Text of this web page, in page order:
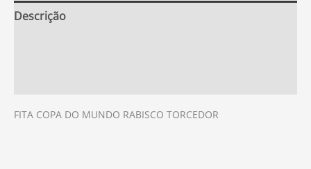
Descrição
FITA COPA DO MUNDO RABISCO TORCEDOR